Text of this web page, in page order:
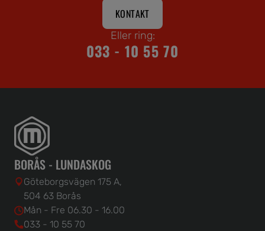
KONTAKT
Eller ring:
033 - 10 55 70
BORÅS - LUNDASKOG
Göteborgsvägen 175 A,
504 63 Borås
Mån - Fre 06.30 - 16.00
033 - 10 55 70